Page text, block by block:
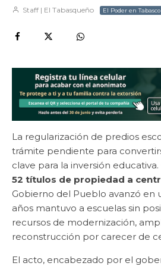
Staff | El Tabasqueño El Poder en Tabasco
La regularización de predios
trámite pendiente para
clave para la inversión
52 títulos de propiedad a
Gobierno del Pueblo avanzó en
años mantuvo a escuelas sin
recursos de modernización,
reconstrucción por carecer de
El acto, encabezado por el